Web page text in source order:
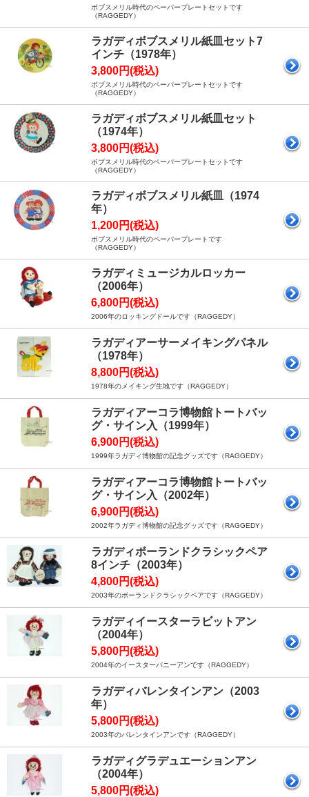
ボブスメリル時代のペーパープレートセットです
（RAGGEDY）
ラガディボブスメリル紙皿セット7
インチ（1978年）
3,800円(税込)
ボブスメリル時代のペーパープレートセットです
（RAGGEDY）
ラガディボブスメリル紙皿セット
（1974年）
3,800円(税込)
ボブスメリル時代のペーパープレートセットです
（RAGGEDY）
ラガディボブスメリル紙皿（1974
年）
1,200円(税込)
ボブスメリル時代のペーパープレートです
（RAGGEDY）
ラガディミュージカルロッカー
（2006年）
6,800円(税込)
2006年のロッキングドールです（RAGGEDY）
ラガディアーサーメイキングパネル
（1978年）
8,800円(税込)
1978年のメイキング生地です（RAGGEDY）
ラガディアーコラ博物館トートバッ
グ・サイン入（1999年）
6,900円(税込)
1999年ラガディ博物館の記念グッズです（RAGGEDY）
ラガディアーコラ博物館トートバッ
グ・サイン入（2002年）
6,900円(税込)
2002年ラガディ博物館の記念グッズです（RAGGEDY）
ラガディボーランドクラシックペア
8インチ（2003年）
4,800円(税込)
2003年のボーランドクラシックペアです（RAGGEDY）
ラガディイースターラビットアン
（2004年）
5,800円(税込)
2004年のイースターバニーアンです（RAGGEDY）
ラガディバレンタインアン（2003
年）
5,800円(税込)
2003年のバレンタインアンです（RAGGEDY）
ラガディグラデュエーションアン
（2004年）
5,800円(税込)